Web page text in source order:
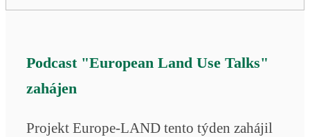
Podcast "European Land Use Talks"
zahájen
Projekt Europe-LAND tento týden zahájil